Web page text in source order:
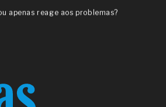
apenas reage aos problemas?
má-fé para tentar criar uma
ISO
metabólica
ânus
de ovário